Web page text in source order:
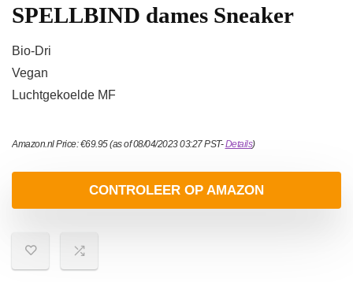
SPELLBIND dames Sneaker
Bio-Dri
Vegan
Luchtgekoelde MF
Amazon.nl Price:€69.95(as of 08/04/2023 03:27 PST-Details)
CONTROLEER OP AMAZON